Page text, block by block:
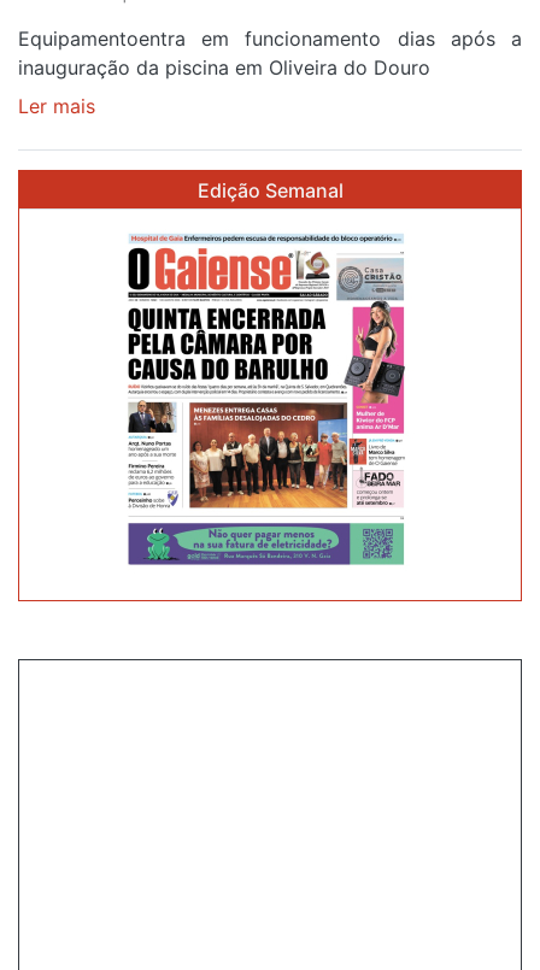
Equipamentoentra em funcionamento dias após a
inauguração da piscina em Oliveira do Douro
Ler mais
Avintes
abre
este
sábado
Edição Semanal